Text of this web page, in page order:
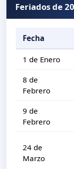
Feriados de
Fecha
1 de Enero
8 de
Febrero
9 de
Febrero
24 de
Marzo